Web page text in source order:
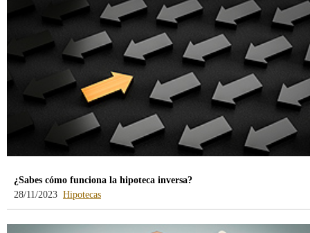
/webcb/Blog/Hipotecas
¿Sabes cómo funciona la hipoteca inversa?
28/11/2023 Hipotecas-
blog